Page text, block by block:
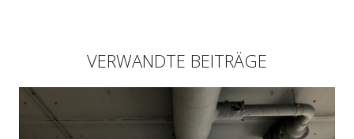
VERWANDTE BEITRÄGE